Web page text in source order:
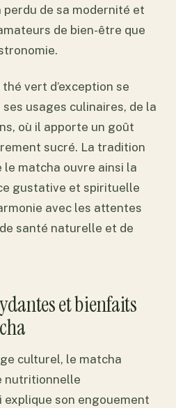
perdu de sa modernité et
de bien-être que
vert d’exception se
usages culinaires, de la
où il apporte un goût
sucré. La tradition
le matcha ouvre ainsi la
gustative et spirituelle
avec les attentes
santé naturelle et de
et bienfaits
culturel, le matcha
nutritionnelle
explique son engouement